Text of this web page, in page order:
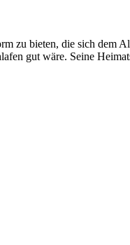
zu bieten, die sich
gut wäre. Seine